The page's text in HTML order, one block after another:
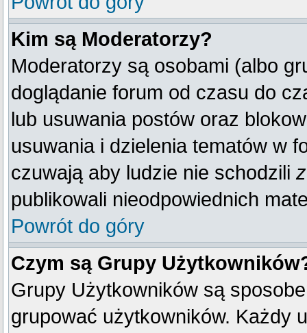
Kim są Moderatorzy?
Moderatorzy są osobami (albo
doglądanie forum od czasu do
lub usuwania postów oraz
usuwania i dzielenia tematów w
czuwają aby ludzie nie schodzili
publikowali nieodpowiednich
Powrót do góry
Czym są Grupy
Grupy Użytkowników są
grupować użytkowników. Każdy